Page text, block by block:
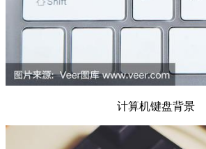
计算机键盘背景